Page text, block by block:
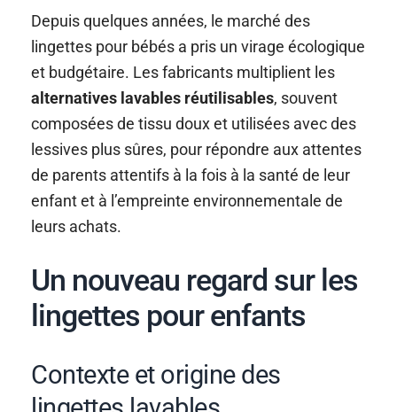
Depuis quelques années, le marché des
lingettes pour bébés a pris un virage écologique
et budgétaire. Les fabricants multiplient les
alternatives lavables réutilisables, souvent
composées de tissu doux et utilisées avec des
lessives plus sûres, pour répondre aux attentes
de parents attentifs à la fois à la santé de leur
enfant et à l’empreinte environnementale de
leurs achats.
Un nouveau regard sur les
lingettes pour enfants
Contexte et origine des